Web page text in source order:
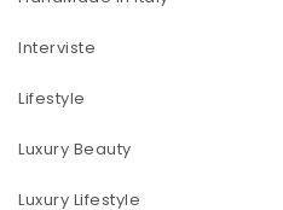
Interviste
Lifestyle
Luxury Beauty
Luxury Lifestyle